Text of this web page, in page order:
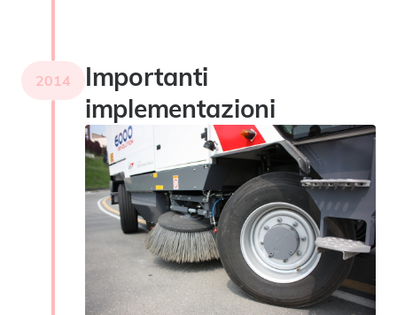
2014
Importanti
implementazioni